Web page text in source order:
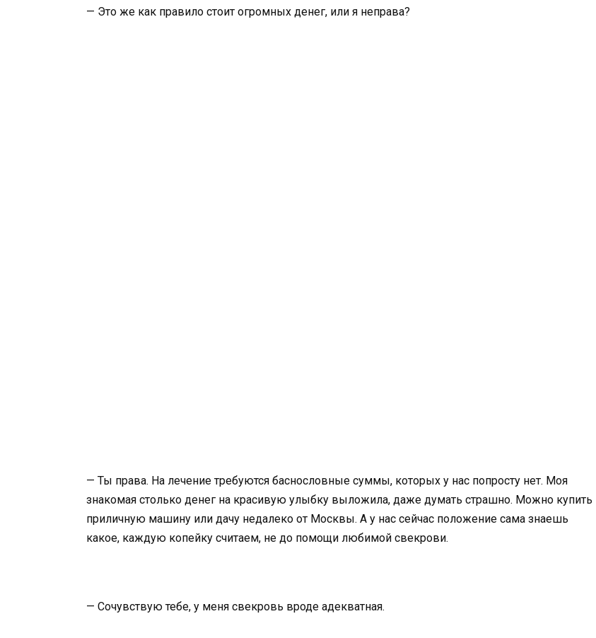
— Это же как правило стоит огромных денег, или я неправа?
— Ты права. На лечение требуются баснословные суммы, которых у нас попросту нет. Моя
знакомая столько денег на красивую улыбку выложила, даже думать страшно. Можно купить
приличную машину или дачу недалеко от Москвы. А у нас сейчас положение сама знаешь
какое, каждую копейку считаем, не до помощи любимой свекрови.
— Сочувствую тебе, у меня свекровь вроде адекватная.